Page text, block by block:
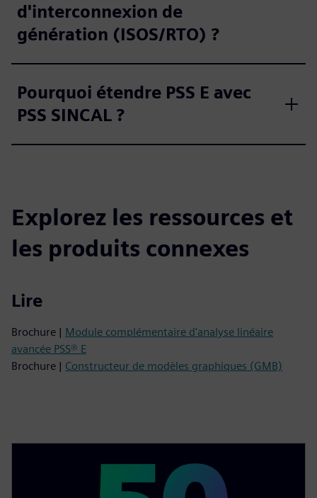
d'interconnexion de
génération (ISOS/RTO) ?
Pourquoi étendre PSS E avec
PSS SINCAL ?
Explorez les ressources et
les produits connexes
Lire
Brochure | Module complémentaire d'analyse linéaire
avancée PSS® E
Brochure | Constructeur de modèles graphiques (GMB)